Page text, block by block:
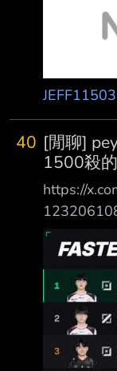
JEFF11503
40 [閒聊]
1500殺的
https://
https://
這消息 想
麼久了 不
耶 --